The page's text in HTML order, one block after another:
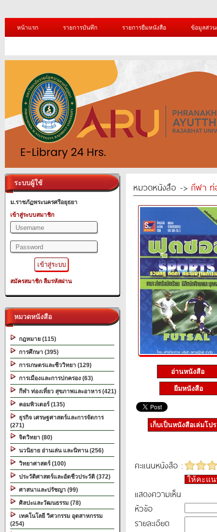
หน้าแรก รายการบันทึก รายการยืมหนังสือ ข้อมูลส่ว
ระบบผู้ใช้
ม.ราชภัฏพระนครศรีอยุธยา
เข้าสู่ระบบสมาชิก
สมัครสมาชิก ลืมรหัสผ่าน
หมวดหนังสือ
กฎหมาย (115)
การศึกษา (395)
การเกษตรและชีววิทยา (129)
การเมืองและการปกครอง (63)
กีฬา ท่องเที่ยว สุขภาพและอาหาร (421)
คอมพิวเตอร์ (135)
ธุรกิจ เศรษฐศาสตร์และการจัดการ
(271)
จิตวิทยา (80)
นวนิยาย อ่านเล่น และนิทาน (256)
วิทยาศาสตร์ (100)
ประวัติศาสตร์และอัตชีวประวัติ (372)
ศาสนาและปรัชญา (99)
ศิลปะและวัฒนธรรม (78)
เทคโนโลยี วิศวกรรม อุตสาหกรรม
(254)
หมวดหนังสือ -> กีฬา ท่
อ่านหนังสือ
ยืมหนังสือ
เก็บเป็นหนังสือเล่มโป
คะแนนหนังสือ :
ให้คะแ
แสดงความเห็น
หัวข้อ
รายละเอียด